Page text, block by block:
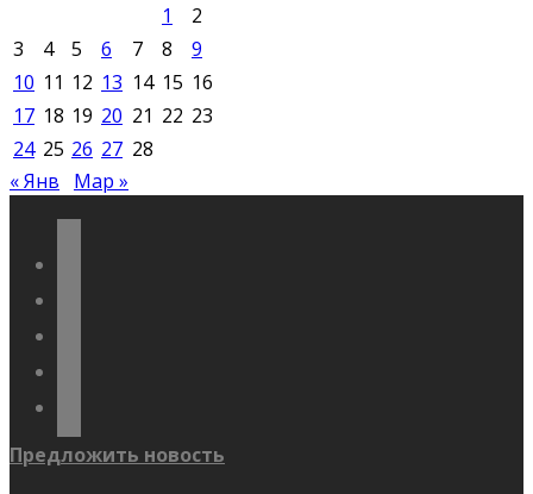
1
2
3
4 5 6 7 8
9
10 11 12 13 14 15 16
17 18 19 20 21 22 23
24 25 26 27 28
« Янв
Мар »
Предложить новость